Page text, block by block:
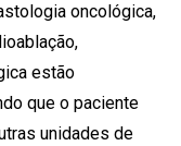
oncológica,
estão
que o paciente
unidades de